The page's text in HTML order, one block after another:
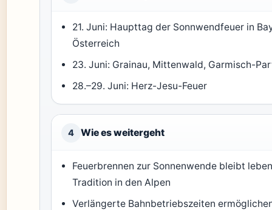
21. Juni: Haupttag der Sonnwendfeuer in
Österreich
23. Juni: Grainau, Mittenwald, Garmisch-
28.–29. Juni: Herz-Jesu-Feuer
4 Wie es weitergeht
Feuerbrennen zur Sonnenwende bleibt
Tradition in den Alpen
Verlängerte Bahnbetriebszeiten